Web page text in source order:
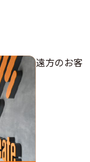
遠方のお客